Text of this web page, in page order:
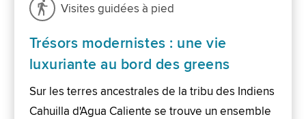
Visites guidées à pied
Trésors modernistes : une vie
luxuriante au bord des greens
Sur les terres ancestrales de la tribu des Indiens
Cahuilla d'Agua Caliente se trouve un ensemble